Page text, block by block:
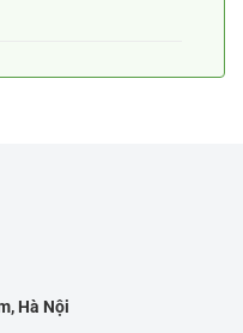
Hà Nội